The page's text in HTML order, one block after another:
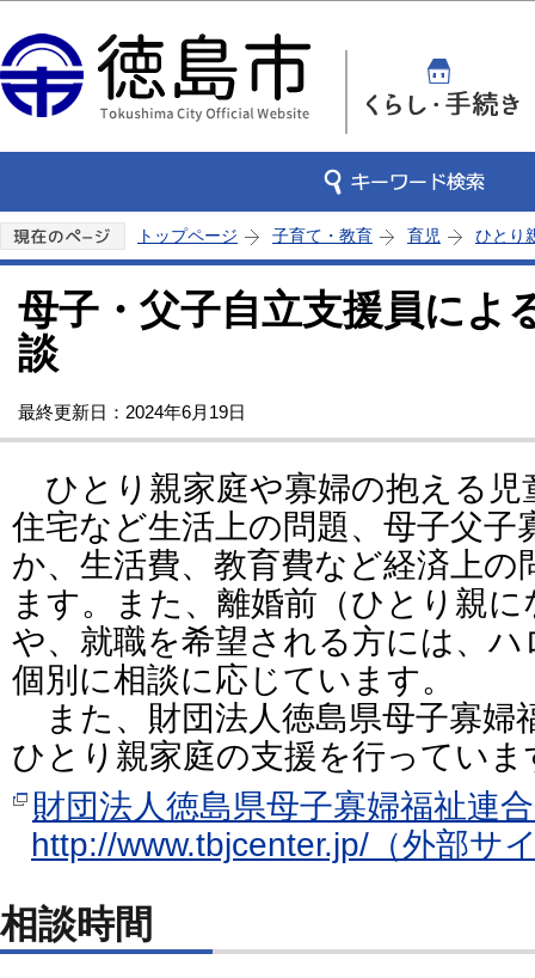
トップページ 子育て・教育 育児 ひとり
母子・父子自立支援員によ
談
最終更新日：2024年6月19日
ひとり親家庭や寡婦の抱える児
住宅など生活上の問題、母子父子
か、生活費、教育費など経済上
ます。また、離婚前（ひとり親
や、就職を希望される方には、
個別に相談に応じています。
また、財団法人徳島県母子寡婦
ひとり親家庭の支援を行っていま
財団法人徳島県母子寡婦福祉連
http://www.tbjcenter.jp/（外部サ
相談時間